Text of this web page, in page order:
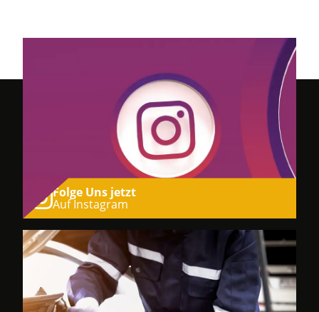
Folge Uns jetzt
Auf Instagram